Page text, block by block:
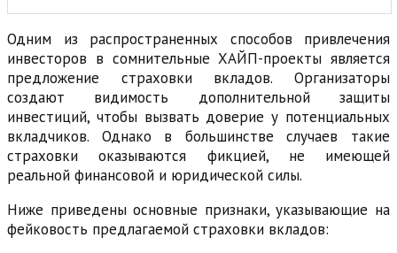
Одним из распространенных способов привлечения
инвесторов в сомнительные ХАЙП-проекты является
предложение страховки вкладов. Организаторы
создают видимость дополнительной защиты
инвестиций, чтобы вызвать доверие у потенциальных
вкладчиков. Однако в большинстве случаев такие
страховки оказываются фикцией, не имеющей
реальной финансовой и юридической силы.
Ниже приведены основные признаки, указывающие на
фейковость предлагаемой страховки вкладов: